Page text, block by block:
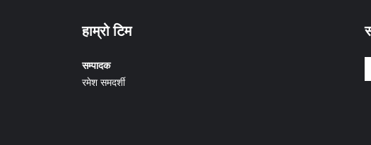
हाम्रो टिम
सम्पादक
रमेश समदर्शी